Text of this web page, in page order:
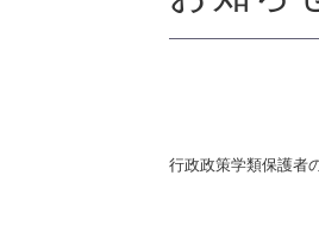
令
行政政策学類保護者
保護者向け